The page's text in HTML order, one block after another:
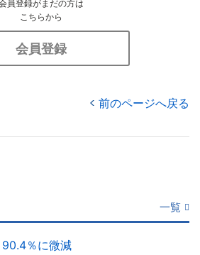
員登録がまだの方は
こちらから
会員登録
前のページへ戻る
一覧
％に微減